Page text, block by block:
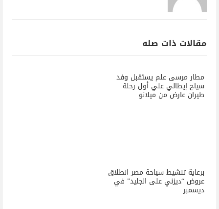
مقالات ذات صله
مطار مرسى علم يستقبل وفد
سياح إيطالي علي أول رحلة
طيران عارض من ميلانو
برعاية تنشيط سياحة مصر انطلاق
عروض “ديزني على الجليد” في
ديسمبر